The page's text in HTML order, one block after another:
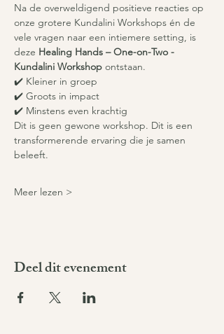
Na de overweldigend positieve reacties op
onze grotere Kundalini Workshops én de
vele vragen naar een intiemere setting, is
deze Healing Hands – One-on-Two -
Kundalini Workshop ontstaan.
✔️ Kleiner in groep
✔️ Groots in impact
✔️ Minstens even krachtig
Dit is geen gewone workshop. Dit is een
transformerende ervaring die je samen
beleeft.
Meer lezen >
Deel dit evenement